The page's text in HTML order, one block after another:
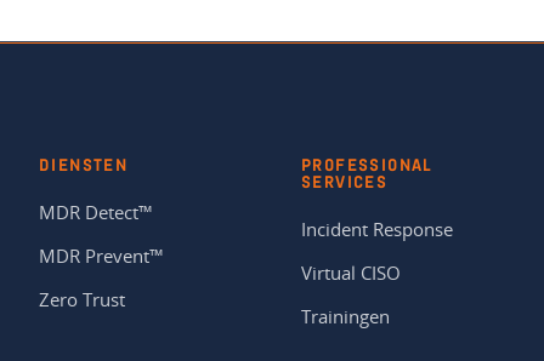
DIENSTEN
MDR Detect™
MDR Prevent™
Zero Trust
PROFESSIONAL
SERVICES
Incident Response
Virtual CISO
Trainingen